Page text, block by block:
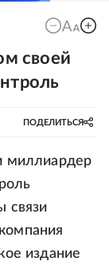
своей
ПОДЕЛИТЬСЯ
миллиардер
связи
издание